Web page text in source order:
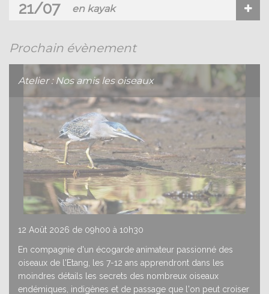
21/07
en kayak
22/07 Atelier Libellules
Prochain évènement
Atelier : Nos amis les oiseaux
12 Août 2026 de 09h00 à 10h30
En compagnie d'un écogarde animateur passionné des
oiseaux de l'Etang, les 7-12 ans apprendront dans les
moindres détails les secrets des nombreux oiseaux
endémiques, indigènes et de passage que l'on peut croiser